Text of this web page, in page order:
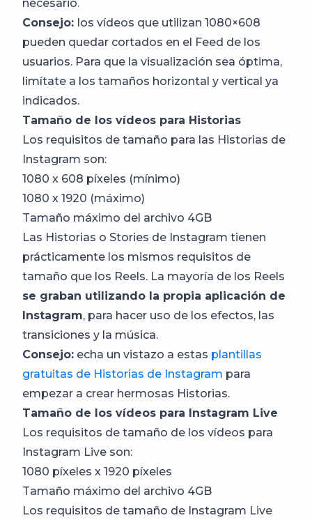
necesario.
Consejo: los vídeos que utilizan 1080×608
pueden quedar cortados en el Feed de los
usuarios. Para que la visualización sea óptima,
limítate a los tamaños horizontal y vertical ya
indicados.
Tamaño de los vídeos para Historias
Los requisitos de tamaño para las Historias de
Instagram son:
1080 x 608 píxeles (mínimo)
1080 x 1920 (máximo)
Tamaño máximo del archivo 4GB
Las Historias o Stories de Instagram tienen
prácticamente los mismos requisitos de
tamaño que los Reels. La mayoría de los Reels
se graban utilizando la propia aplicación de
Instagram, para hacer uso de los efectos, las
transiciones y la música.
Consejo: echa un vistazo a estas plantillas
gratuitas de Historias de Instagram para
empezar a crear hermosas Historias.
Tamaño de los vídeos para Instagram Live
Los requisitos de tamaño de los vídeos para
Instagram Live son:
1080 píxeles x 1920 píxeles
Tamaño máximo del archivo 4GB
Los requisitos de tamaño de Instagram Live